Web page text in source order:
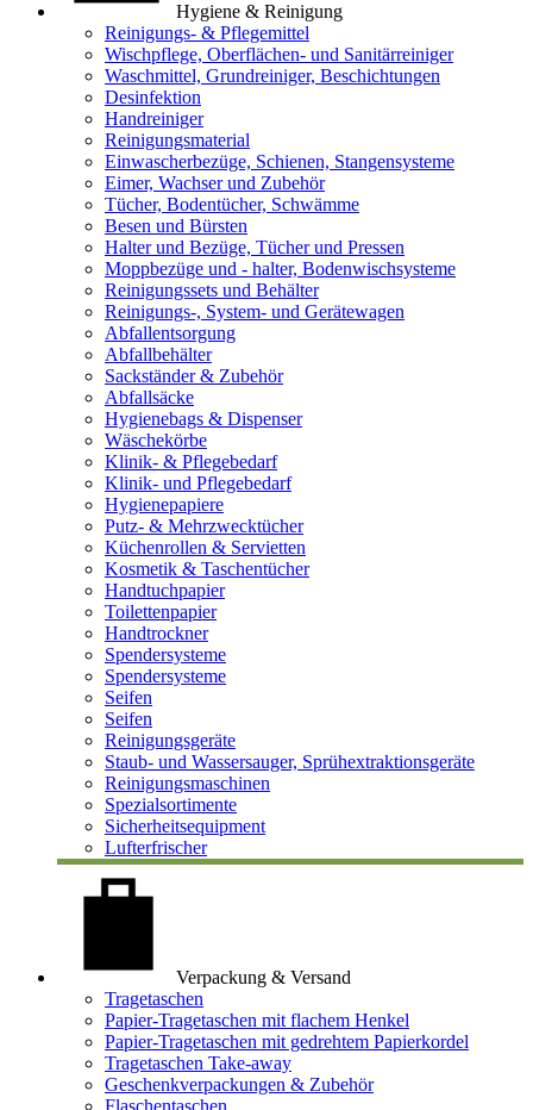
Hygiene & Reinigung
Reinigungs- & Pflegemittel
Wischpflege, Oberflächen- und Sanitärreiniger
Waschmittel, Grundreiniger, Beschichtungen
Desinfektion
Handreiniger
Reinigungsmaterial
Einwascherbezüge, Schienen, Stangensysteme
Eimer, Wachser und Zubehör
Tücher, Bodentücher, Schwämme
Besen und Bürsten
Halter und Bezüge, Tücher und Pressen
Moppbezüge und - halter, Bodenwischsysteme
Reinigungssets und Behälter
Reinigungs-, System- und Gerätewagen
Abfallentsorgung
Abfallbehälter
Sackständer & Zubehör
Abfallsäcke
Hygienebags & Dispenser
Wäschekörbe
Klinik- & Pflegebedarf
Klinik- und Pflegebedarf
Hygienepapiere
Putz- & Mehrzwecktücher
Küchenrollen & Servietten
Kosmetik & Taschentücher
Handtuchpapier
Toilettenpapier
Handtrockner
Spendersysteme
Spendersysteme
Seifen
Seifen
Reinigungsgeräte
Staub- und Wassersauger, Sprühextraktionsgeräte
Reinigungsmaschinen
Spezialsortimente
Sicherheitsequipment
Lufterfrischer
Verpackung & Versand
Tragetaschen
Papier-Tragetaschen mit flachem Henkel
Papier-Tragetaschen mit gedrehtem Papierkordel
Tragetaschen Take-away
Geschenkverpackungen & Zubehör